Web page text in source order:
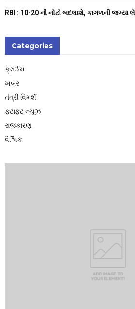
RBI : ₹10-20 ની નોટો બદલાશે, કાગળની જગ્યા
Categories
ક્રાઈમ
ખબર
તંત્રી વિમર્શ
ફટાફટ ન્યૂઝ
રાજકારણ
વૈશ્વિક